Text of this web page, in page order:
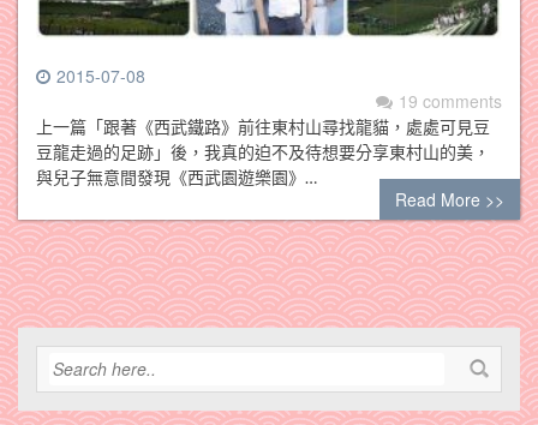
2015-07-08
19 comments
上一篇「跟著《西武鐵路》前往東村山尋找龍貓，處處可見豆
豆龍走過的足跡」後，我真的迫不及待想要分享東村山的美，
與兒子無意間發現《西武園遊樂園》…
Read More >>